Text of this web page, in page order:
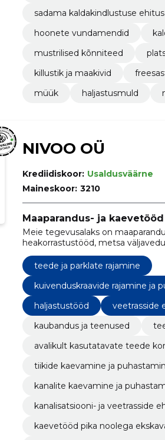
sadama kaldakindlustuse
hoonete vundamendid
mustrilised kõnniteed
killustik ja maakivid
müük
haljastusmuld
NIVOO OÜ
Krediidiskoor: Usaldusväärne
Maineskoor: 3210
Maaparandus- ja
Meie tegevusalaks on
heakorrastustööd, metsa
teede ja parklate rajamine
kuivenduskraavide rajamine ja
haljastustööd
veetrasside
kaubandus ja teenused
avalikult kasutatavate teede
tiikide kaevamine ja
kanalite kaevamine ja
kanalisatsiooni- ja veetrasside
kaevetööd pika noolega